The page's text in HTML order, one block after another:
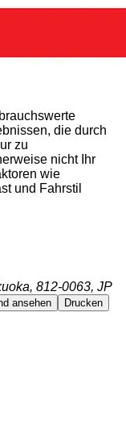
die durch
zu
nicht Ihr
wie
und Fahrstil
812-0063, JP
ansehen Drucken